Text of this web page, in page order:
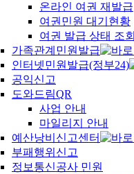
온라인 여권 재발급
여권민원 대기현황
여권 발급 상태 조회
가족관계민원발급
인터넷민원발급(정부24)
공익신고
도와드림QR
사업 안내
마일리지 안내
예산낭비신고센터
부패행위신고
정보통신공사 민원